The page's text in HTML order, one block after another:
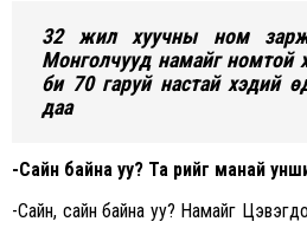
32 жил хуучны ном
Монголчууд намайг номтой
би 70 гаруй настай хэдий
даа
-Сайн байна уу? Та өөрийгөө манай
-Сайн, сайн байна уу? Намайг